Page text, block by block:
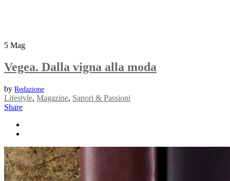
5 Mag
Vegea. Dalla vigna alla moda
by Redazione
Lifestyle, Magazine, Sapori & Passioni
Share